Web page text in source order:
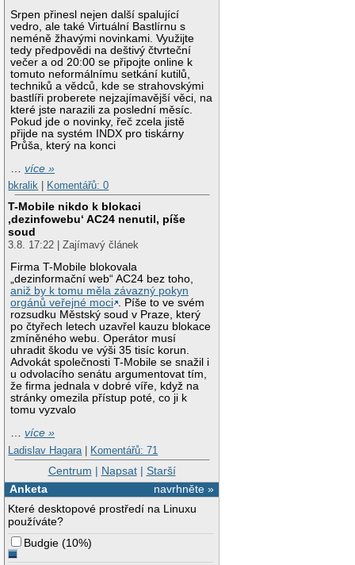
Srpen přinesl nejen další spalující
vedro, ale také Virtuální Bastlírnu s
neméně žhavými novinkami. Využijte
tedy předpovědi na deštivý čtvrteční
večer a od 20:00 se připojte online k
tomuto neformálnímu setkání kutilů,
techniků a vědců, kde se strahovskými
bastlíři proberete nejzajímavější věci, na
které jste narazili za poslední měsíc.
Pokud jde o novinky, řeč zcela jistě
přijde na systém INDX pro tiskárny
Průša, který na konci
…více »
bkralik
Komentářů: 0
T-Mobile nikdo k blokaci
‚dezinfowebu‘ AC24 nenutil, píše
soud
3.8. 17:22 | Zajímavý článek
Firma T-Mobile blokovala
„dezinformační web“ AC24 bez toho,
aniž by k tomu měla závazný pokyn
orgánů veřejné moci . Píše to ve svém
rozsudku Městský soud v Praze, který
po čtyřech letech uzavřel kauzu blokace
zmíněného webu. Operátor musí
uhradit škodu ve výši 35 tisíc korun.
Advokát společnosti T-Mobile se snažil i
u odvolacího senátu argumentovat tím,
že firma jednala v dobré víře, když na
stránky omezila přístup poté, co ji k
tomu vyzvalo
…více »
Ladislav Hagara | Komentářů: 71
Centrum | Napsat| Starší
navrhněte »
Anketa
Které desktopové prostředí na Linuxu
používáte?
Budgie (10%)